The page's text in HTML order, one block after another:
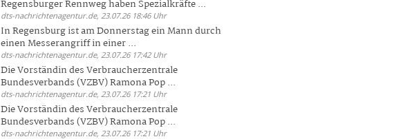
Regensburger Rennweg haben Spezialkräfte ...
dts-nachrichtenagentur.de, 23.07.26 18:46 Uhr
In Regensburg ist am Donnerstag ein Mann durch
einen Messerangriff in einer ...
dts-nachrichtenagentur.de, 23.07.26 17:42 Uhr
Die Vorständin des Verbraucherzentrale
Bundesverbands (VZBV) Ramona Pop ...
dts-nachrichtenagentur.de, 23.07.26 17:21 Uhr
Die Vorständin des Verbraucherzentrale
Bundesverbands (VZBV) Ramona Pop ...
dts-nachrichtenagentur.de, 23.07.26 17:21 Uhr